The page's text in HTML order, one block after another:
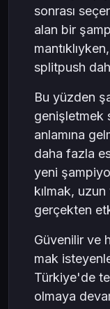
sonrası
alan bir
splitpush
Bu yüzden
genişletmek
anlamına
daha fazla
yeni
kılmak,
gerçekten
Güvenilir ve
mak
Türkiye'de
olmaya